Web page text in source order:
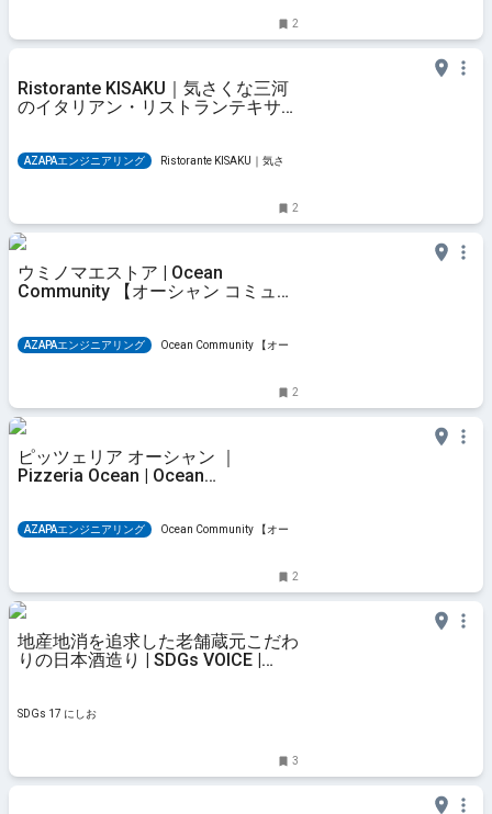
2
Ristorante KISAKU｜気さくな三河
のイタリアン・リストランテキサク
AZAPAエンジニアリング
Ristorante KISAKU｜気さく
2
ウミノマエストア | Ocean
Community 【オーシャン コミュニ
AZAPAエンジニアリング
Ocean Community 【オー
2
ピッツェリア オーシャン ｜
Pizzeria Ocean | Ocean
AZAPAエンジニアリング
Ocean Community 【オー
2
地産地消を追求した老舗蔵元こだわ
りの日本酒造り | SDGs VOICE |
SDGs 17 にしお
3